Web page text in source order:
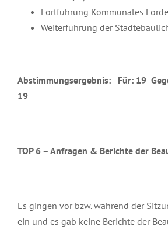
Fortführung Kommunales
Weiterführung der
Abstimmungsergebnis: Für: 19
19
TOP 6 – Anfragen & Berichte der
Es gingen vor bzw. während der
ein und es gab keine Berichte der